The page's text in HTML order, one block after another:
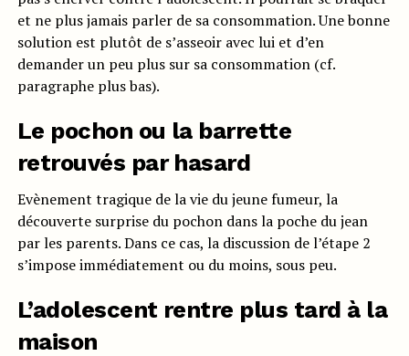
et ne plus jamais parler de sa consommation. Une bonne
solution est plutôt de s’asseoir avec lui et d’en
demander un peu plus sur sa consommation (cf.
paragraphe plus bas).
Le pochon ou la barrette
retrouvés par hasard
Evènement tragique de la vie du jeune fumeur, la
découverte surprise du pochon dans la poche du jean
par les parents. Dans ce cas, la discussion de l’étape 2
s’impose immédiatement ou du moins, sous peu.
L’adolescent rentre plus tard à la
maison